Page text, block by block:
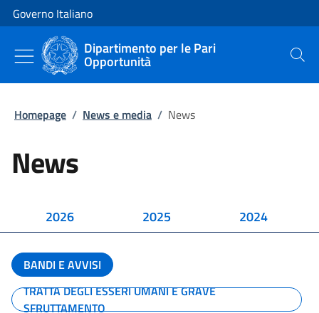
Vai al contenuto
Vai alla navigazione del sito
Governo Italiano
Dipartimento per le Pari
Opportunità Cerca
Homepage / News e media / News
News
2026 2025 2024
BANDI E AVVISI
TRATTA DEGLI ESSERI UMANI E GRAVE
SFRUTTAMENTO